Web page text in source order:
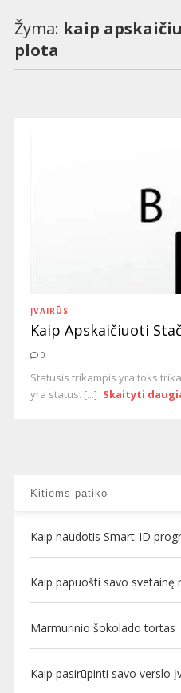
Žyma: kaip
plota
ĮVAIRŪS
Kaip Apskaičiuoti
0
Statusis trikampis yra toks
yra status. [...] Skaityti
Kitiems patiko
Kaip naudotis Smart-ID
Kaip papuošti savo svetainę
Marmurinio šokolado tortas
Kaip pasirūpinti savo verslo